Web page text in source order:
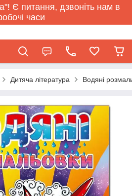
Є питання, дзвоніть нам в
часи
Дитяча література Водяні